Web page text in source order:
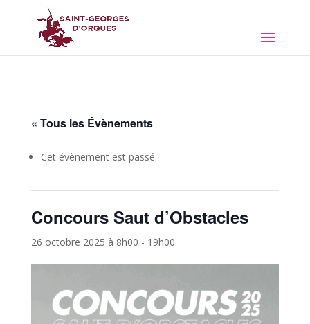
« Tous les Évènements
Cet évènement est passé.
Concours Saut d’Obstacles
26 octobre 2025 à 8h00 - 19h00